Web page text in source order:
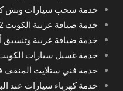
خدمة سحب سيارات ونش
خدمة ضيافة عربية الكويت 66875552 خدمة فورية
خدمة ضيافة عربية وتنسيق
خدمة غسيل سيارات
خدمة فني ستلايت
خدمة كهرباء سيارات عند